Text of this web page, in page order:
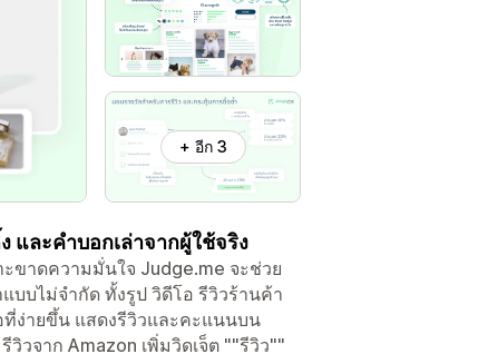
+ อีก 3
และคำบอกเล่าจากผู้ใช้จริง
ะขาดความมั่นใจ Judge.me จะช่วย
บบไม่จำกัด ทั้งรูป วิดีโอ รีวิวร้านค้า
ง่ายขึ้น แสดงรีวิวและคะแนนบน
วจาก Amazon เพิ่มวิดเจ็ต ""รีวิว""